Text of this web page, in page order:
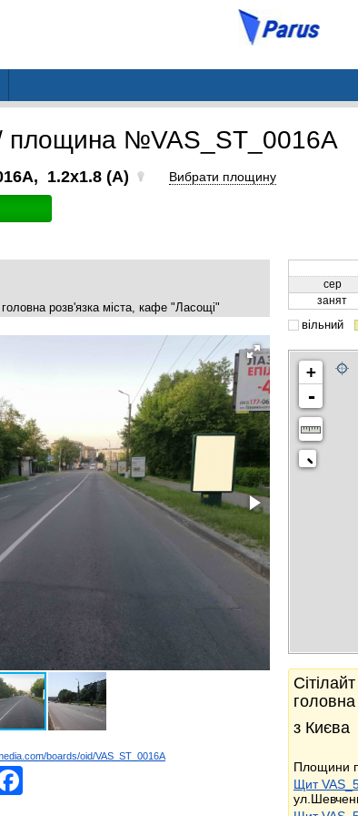
площина №VAS_ST_0016A
1.2x1.8 (A) Вибрати площину
розв'язка міста, кафе "Ласощі"
boards/oid/VAS_ST_0016A
сер
занят
вільний
+
-
з Києва
Площини
Щит